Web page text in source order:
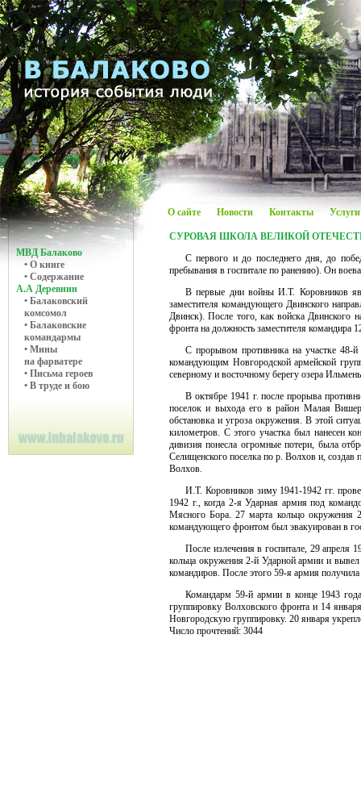
О сайте Новости Контакты Услуги
МВД Балаково
• О книге
• Содержание
А.А Деревнин
• Балаковский
комсомол
• Балаковские
командармы
• Мины
на фарватере
• Письма героев
• В труде и бою
СУРОВАЯ ШКОЛА ВЕЛИКОЙ
С первого и до последнего дня, до
пребывания в госпитале по ранению). Он
В первые дни войны И.Т. Коровников
заместителя командующего Двинского
Двинск). После того, как войска Двинского
фронта на должность заместителя командира
С прорывом противника на участке 48-
командующим Новгородской армейской
северному и восточному берегу озера
В октябре 1941 г. после прорыва
поселок и выхода его в район Малая
обстановка и угроза окружения. В этой
километров. С этого участка был нанесен
дивизия понесла огромные потери, была
Селищенского поселка по р. Волхов и, создав
Волхов.
И.Т. Коровников зиму 1941-1942 гг.
1942 г., когда 2-я Ударная армия под
Мясного Бора. 27 марта кольцо окружения
командующего фронтом был эвакуирован в
После излечения в госпитале, 29
кольца окружения 2-й Ударной армии и вывел
командиров. После этого 59-я армия
Командарм 59-й армии в конце 1943
группировку Волховского фронта и 14
Новгородскую группировку. 20 января
Число прочтений: 3044